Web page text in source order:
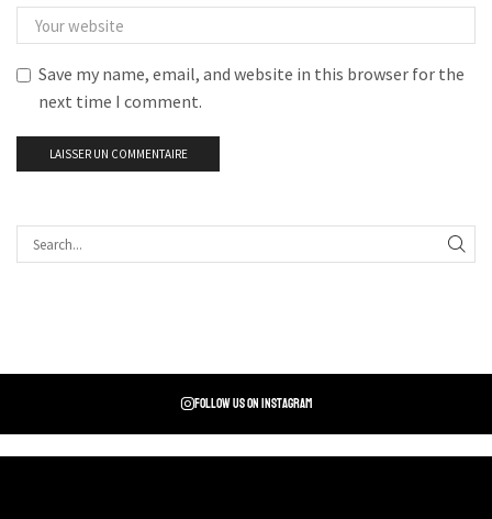
Save my name, email, and website in this browser for the
next time I comment.
Follow us on instagram